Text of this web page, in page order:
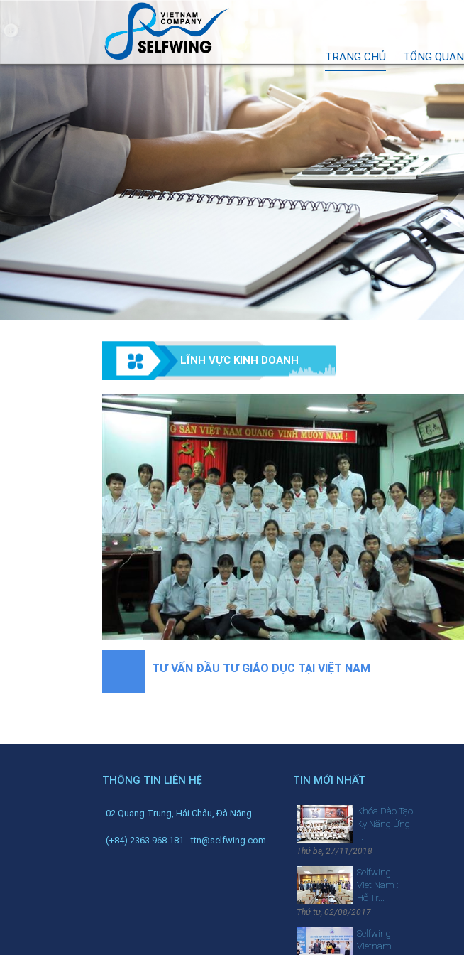
TRANG CHỦ TỔNG
LĨNH VỰC KINH DOANH
TƯ VẤN ĐẦU TƯ GIÁO DỤC TẠI VIỆT NAM
THÔNG TIN LIÊN HỆ
02 Quang Trung, Hải Châu, Đà Nẵng
(+84) 2363 968 181 ttn@selfwing.com
TIN MỚI NHẤT
Khóa Đào Tạo
Kỹ Năng Ứng
...
Thứ ba, 27/11/2018
Selfwing
Viet Nam :
Hỗ Tr...
Thứ tư, 02/08/2017
Selfwing
Vietnam